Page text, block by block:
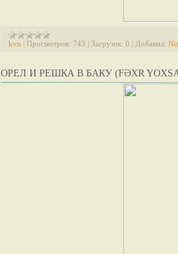
kvn | Просмотров: 743 | Загрузок: 0 | Добавил:
ОРЕЛ И РЕШКА В БАКУ (FƏXR YOXSA